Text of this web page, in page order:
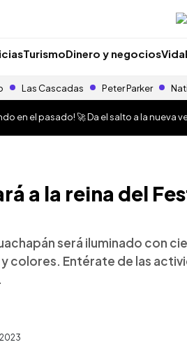
TurismoDinero y negociosVida
Las Cascadas Peter Parker
en el pasado! 🚀 Da el salto a la nueva
a la reina del
será iluminado con
colores. Entérate de las